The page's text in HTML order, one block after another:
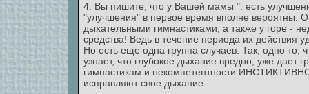
4. Вы пишите, что у Вашей мамы ": есть
"улучшения" в первое время вполне вероятны.
дыхательными гимнастиками, а также у горе -
средства! Ведь в течение периода их действия
Но есть еще одна группа случаев. Так, одно то,
узнает, что глубокое дыхание вредно, уже
гимнастикам и некомпетентности
исправляют свое дыхание.